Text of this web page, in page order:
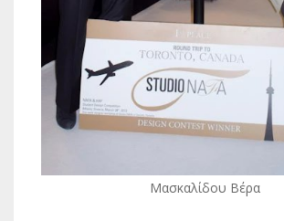
Μασκαλίδου Βέρα